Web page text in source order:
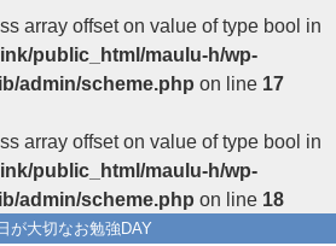
array offset on value of type bool in
public_html/maulu-h/wp-
admin/scheme.php on line 17
array offset on value of type bool in
public_html/maulu-h/wp-
admin/scheme.php on line 18
が大切なお勉強DAY